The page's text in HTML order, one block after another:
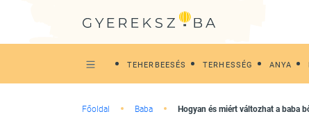
TEHERBEESÉS TERHESSÉG ANYA
Főoldal Baba Hogyan és miért változhat a baba